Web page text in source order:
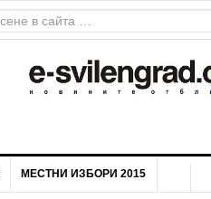
МЕСТНИ ИЗБОРИ 2015